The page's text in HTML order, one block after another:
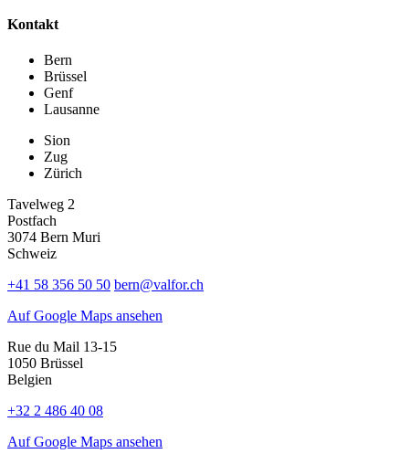
Kontakt
Bern
Brüssel
Genf
Lausanne
Sion
Zug
Zürich
Tavelweg 2
Postfach
3074 Bern Muri
Schweiz
+41 58 356 50 50 bern@valfor.ch
Auf Google Maps ansehen
Rue du Mail 13-15
1050 Brüssel
Belgien
+32 2 486 40 08
Auf Google Maps ansehen